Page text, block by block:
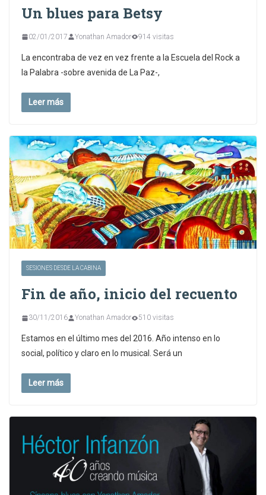
Un blues para Betsy
02/01/2017 Yonathan Amador 914 visitas
La encontraba de vez en vez frente a la Escuela del Rock a
la Palabra -sobre avenida de La Paz-,
Leer más
SESIONES DESDE LA CABINA
Fin de año, inicio del recuento
30/11/2016 Yonathan Amador 510 visitas
Estamos en el último mes del 2016. Año intenso en lo
social, político y claro en lo musical. Será un
Leer más